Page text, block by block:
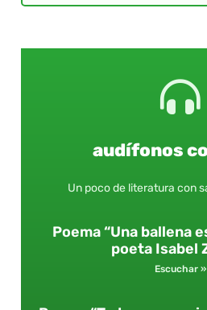
audífonos
Un poco de literatura con
Poema “Una ballena
poeta Isabel
Escuchar »